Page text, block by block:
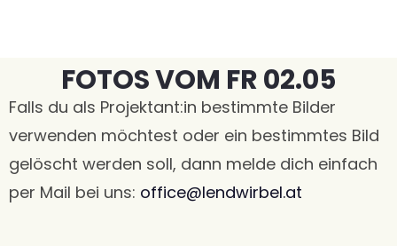
FOTOS VOM FR 02.05
Falls du als Projektant:in bestimmte Bilder
verwenden möchtest oder ein bestimmtes Bild
gelöscht werden soll, dann melde dich einfach
per Mail bei uns: office@lendwirbel.at